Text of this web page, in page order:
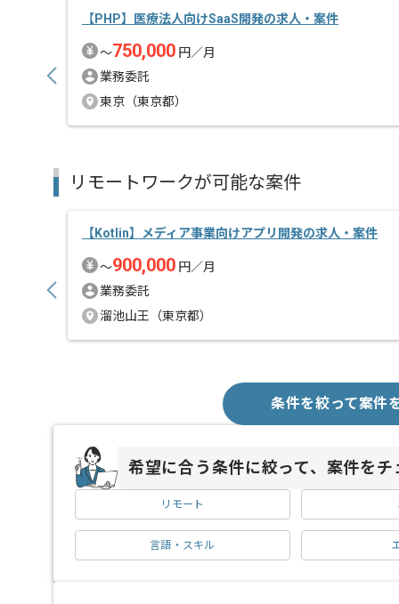
精算・お支払い 精算条件
担当者より
様々なサービスを展開している企業でございます。
フラットな環境でのコミュニケーションを大切にして
皆で面白いものを創り出そうという思いの方が多いた
俯瞰的な視点で意見や提案など能動的に行える方にご
ノウハウを持った高いスキルのエンジニアが多数おり
作業しながらスキルアップが出来ますので、成長意欲
【PHP】医療法人向けSaaS開発の求人・案件
〜750,000 円／月
業務委託
東京（東京都）
リモートワークが可能な案件
【Kotlin】メディア事業向けアプリ開発の求人・案件
〜900,000 円／月
業務委託
溜池山王（東京都）
条件を絞って案件
希望に合う条件に絞って、案件を
リモート
言語・スキル